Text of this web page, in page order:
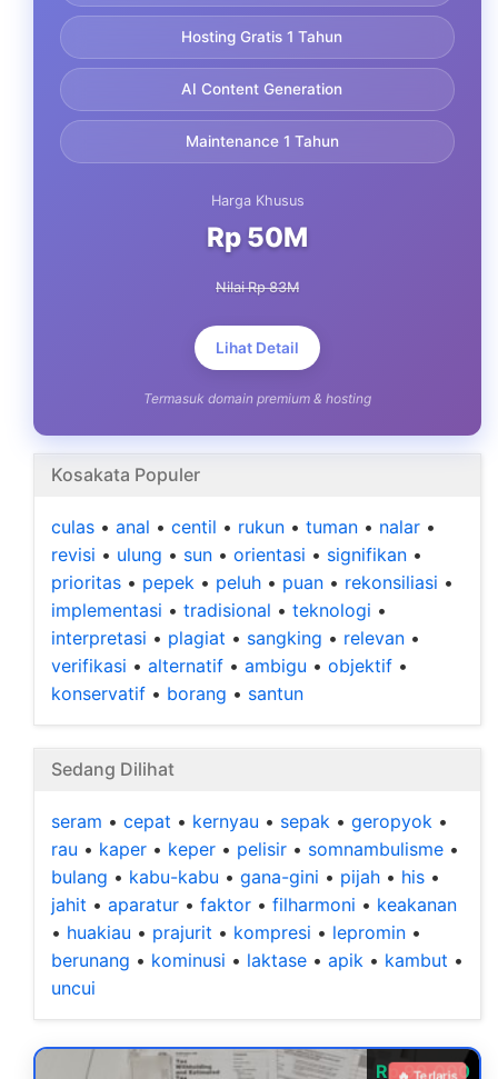
Hosting Gratis 1 Tahun
AI Content Generation
Maintenance 1 Tahun
Harga Khusus
Rp 50M
Nilai Rp 83M
Lihat Detail
Termasuk domain premium & hosting
Kosakata Populer
culas • anal • centil • rukun • tuman • nalar •
revisi • ulung • sun • orientasi • signifikan •
prioritas • pepek • peluh • puan • rekonsiliasi •
implementasi • tradisional • teknologi •
interpretasi • plagiat • sangking • relevan •
verifikasi • alternatif • ambigu • objektif •
konservatif • borang • santun
Sedang Dilihat
seram • cepat • kernyau • sepak • geropyok •
rau • kaper • keper • pelisir • somnambulisme •
bulang • kabu-kabu • gana-gini • pijah • his •
jahit • aparatur • faktor • filharmoni • keakanan
• huakiau • prajurit • kompresi • lepromin •
berunang • kominusi • laktase • apik • kambut •
uncui
Rp 99.000